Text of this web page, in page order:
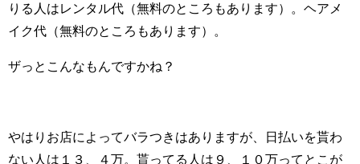
りる人はレンタル代（無料のところもあります）。ヘアメ
イク代（無料のところもあります）。
ザっとこんなもんですかね？
やはりお店によってバラつきはありますが、日払いを貰わ
ない人は１３、４万。貰ってる人は９、１０万ってとこが